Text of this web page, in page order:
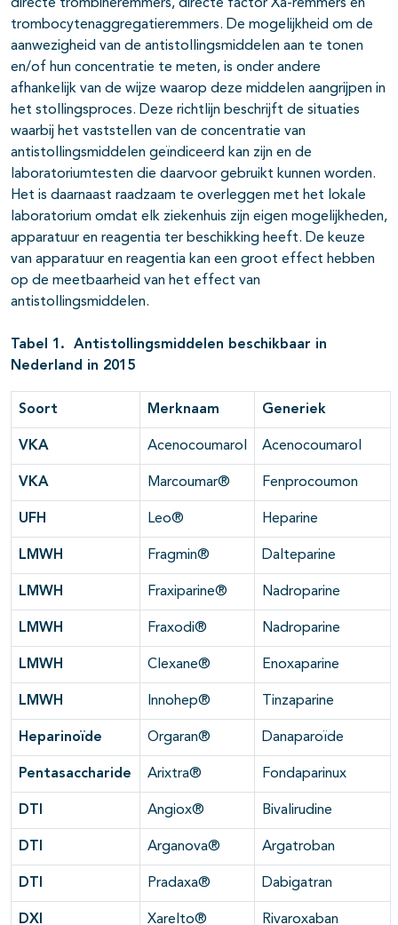
open- en dichtklappen
open- en dichtklappen
open- en dichtklappen
directe trombineremmers, directe factor Xa-remmers en
trombocytenaggregatieremmers. De mogelijkheid om de
aanwezigheid van de antistollingsmiddelen aan te tonen
en/of hun concentratie te meten, is onder andere
afhankelijk van de wijze waarop deze middelen aangrijpen in
het stollingsproces. Deze richtlijn beschrijft de situaties
waarbij het vaststellen van de concentratie van
antistollingsmiddelen geïndiceerd kan zijn en de
laboratoriumtesten die daarvoor gebruikt kunnen worden.
Het is daarnaast raadzaam te overleggen met het lokale
laboratorium omdat elk ziekenhuis zijn eigen mogelijkheden,
apparatuur en reagentia ter beschikking heeft. De keuze
van apparatuur en reagentia kan een groot effect hebben
op de meetbaarheid van het effect van
antistollingsmiddelen.
Tabel 1. Antistollingsmiddelen beschikbaar in
Nederland in 2015
Soort Merknaam Generiek
VKA Acenocoumarol Acenocoumarol
VKA Marcoumar® Fenprocoumon
UFH Leo® Heparine
LMWH Fragmin® Dalteparine
LMWH Fraxiparine® Nadroparine
LMWH Fraxodi® Nadroparine
LMWH Clexane® Enoxaparine
LMWH Innohep® Tinzaparine
Heparinoïde Orgaran® Danaparoïde
Pentasaccharide Arixtra® Fondaparinux
DTI Angiox® Bivalirudine
DTI Arganova® Argatroban
DTI Pradaxa® Dabigatran
DXI Xarelto® Rivaroxaban